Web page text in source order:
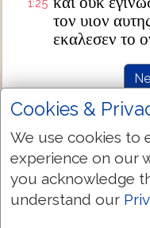
1:25
τον υιον
εκαλεσεν το
Cookies &
We use cookies to
experience on our
you acknowledge
understand our